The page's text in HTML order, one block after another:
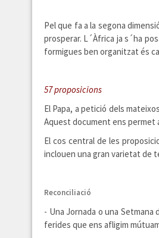
Pel que fa a la segona
prosperar. L´Àfrica ja s´ha
formigues ben organitzat és
57 proposicions
El Papa, a petició dels
Aquest document ens permet
El cos central de les
inclouen una gran varietat de
Reconciliació
- Una Jornada o una
ferides que ens afligim